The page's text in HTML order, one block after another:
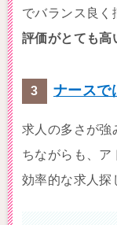
でバランス良く
評価がとても高
ナースで
求人の多さが強
ちながらも、ア
効率的な求人探